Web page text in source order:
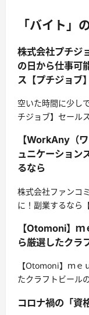
「バイト」
株式会社プチジ
の日から仕事可
ス【プチジョブ】
空いた時間に少し
チジョブ】セール
【WorkAny（
ュニケーション
るなら
株式会社ファンコ
に！副業するなら
【Otomoni】
ら厳選したクラ
【Otomoni】ｍｅ
たクラフトビール
コロナ禍の「資